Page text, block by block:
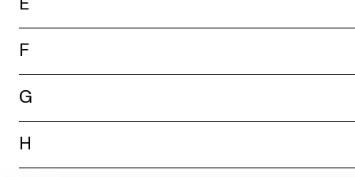
E
F
G
H